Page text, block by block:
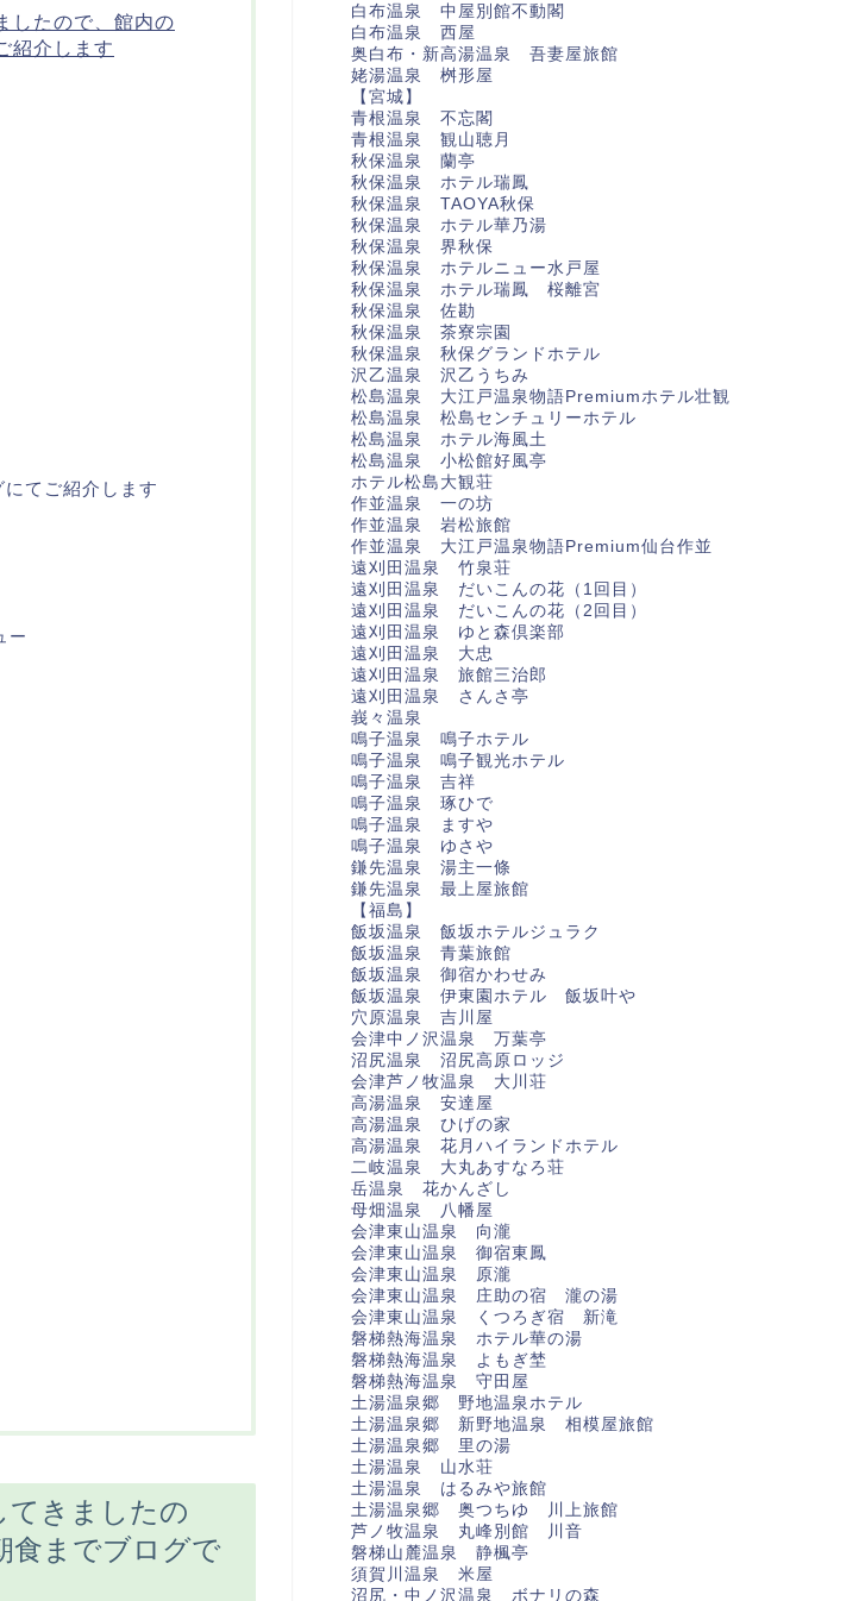
たので、館内の
紹介します
てご紹介します
ー
きましたの
食までブログで
白布温泉 中屋別館不動閣
白布温泉 西屋
奥白布・新高湯温泉 吾妻屋旅館
姥湯温泉 桝形屋
【宮城】
青根温泉 不忘閣
青根温泉 観山聴月
秋保温泉 蘭亭
秋保温泉 ホテル瑞鳳
秋保温泉 TAOYA秋保
秋保温泉 ホテル華乃湯
秋保温泉 界秋保
秋保温泉 ホテルニュー水戸屋
秋保温泉 ホテル瑞鳳 桜離宮
秋保温泉 佐勘
秋保温泉 茶寮宗園
秋保温泉 秋保グランドホテル
沢乙温泉 沢乙うちみ
松島温泉 大江戸温泉物語Premiumホテル壮観
松島温泉 松島センチュリーホテル
松島温泉 ホテル海風土
松島温泉 小松館好風亭
ホテル松島大観荘
作並温泉 一の坊
作並温泉 岩松旅館
作並温泉 大江戸温泉物語Premium仙台作並
遠刈田温泉 竹泉荘
遠刈田温泉 だいこんの花（1回目）
遠刈田温泉 だいこんの花（2回目）
遠刈田温泉 ゆと森倶楽部
遠刈田温泉 大忠
遠刈田温泉 旅館三治郎
遠刈田温泉 さんさ亭
峩々温泉
鳴子温泉 鳴子ホテル
鳴子温泉 鳴子観光ホテル
鳴子温泉 吉祥
鳴子温泉 琢ひで
鳴子温泉 ますや
鳴子温泉 ゆさや
鎌先温泉 湯主一條
鎌先温泉 最上屋旅館
【福島】
飯坂温泉 飯坂ホテルジュラク
飯坂温泉 青葉旅館
飯坂温泉 御宿かわせみ
飯坂温泉 伊東園ホテル 飯坂叶や
穴原温泉 吉川屋
会津中ノ沢温泉 万葉亭
沼尻温泉 沼尻高原ロッジ
会津芦ノ牧温泉 大川荘
高湯温泉 安達屋
高湯温泉 ひげの家
高湯温泉 花月ハイランドホテル
二岐温泉 大丸あすなろ荘
岳温泉 花かんざし
母畑温泉 八幡屋
会津東山温泉 向瀧
会津東山温泉 御宿東鳳
会津東山温泉 原瀧
会津東山温泉 庄助の宿 瀧の湯
会津東山温泉 くつろぎ宿 新滝
磐梯熱海温泉 ホテル華の湯
磐梯熱海温泉 よもぎ埜
磐梯熱海温泉 守田屋
土湯温泉郷 野地温泉ホテル
土湯温泉郷 新野地温泉 相模屋旅館
土湯温泉郷 里の湯
土湯温泉 山水荘
土湯温泉 はるみや旅館
土湯温泉郷 奥つちゆ 川上旅館
芦ノ牧温泉 丸峰別館 川音
磐梯山麓温泉 静楓亭
須賀川温泉 米屋
沼尻・中ノ沢温泉 ボナリの森